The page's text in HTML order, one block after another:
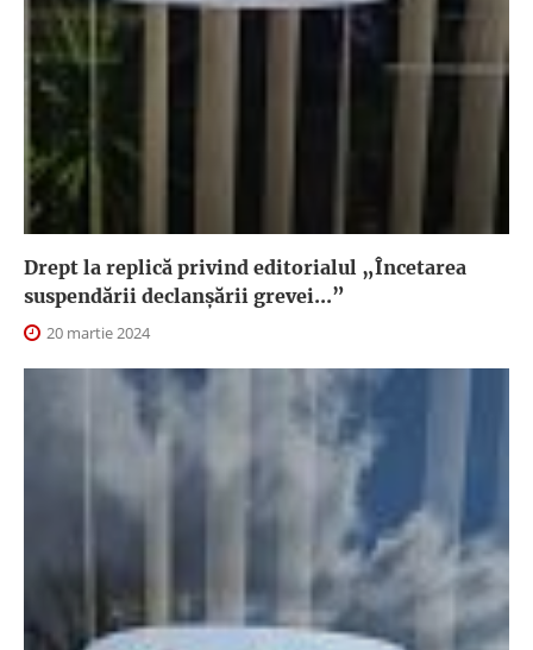
Drept la replică privind editorialul „Încetarea
suspendării declanşării grevei...”
20 martie 2024